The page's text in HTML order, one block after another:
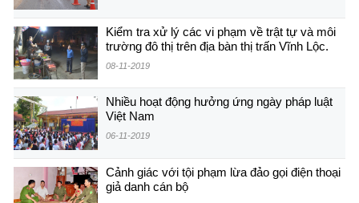
Kiểm tra xử lý các vi phạm về trật tự và môi
trường đô thị trên địa bàn thị trấn Vĩnh Lộc.
08-11-2019
Nhiều hoạt động hưởng ứng ngày pháp luật
Việt Nam
06-11-2019
Cảnh giác với tội phạm lừa đảo gọi điện thoại
giả danh cán bộ